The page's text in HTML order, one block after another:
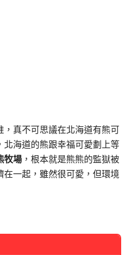
，真不可思議在北海道有熊可
海道的熊跟幸福可愛劃上等
牧場 ，根本就是熊熊的監獄被
在一起，雖然很可愛，但環境